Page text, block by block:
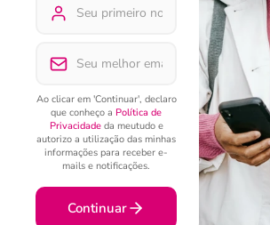
Ao clicar em 'Continuar', declaro
que conheço a Política de
Privacidadeda meutudo e
autorizo a utilização das minhas
informações para receber e-
mails e notificações.
Continuar